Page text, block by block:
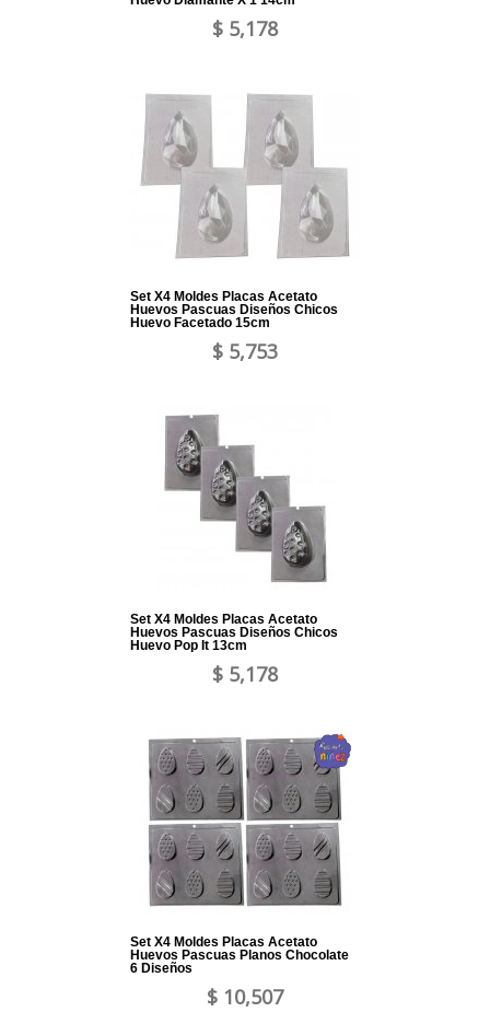
$ 5,178
Set X4 Moldes Placas Acetato
Huevos Pascuas Diseños Chicos
Huevo Facetado 15cm
$ 5,753
Set X4 Moldes Placas Acetato
Huevos Pascuas Diseños Chicos
Huevo Pop It 13cm
$ 5,178
Set X4 Moldes Placas Acetato
Huevos Pascuas Planos Chocolate
6 Diseños
$ 10,507